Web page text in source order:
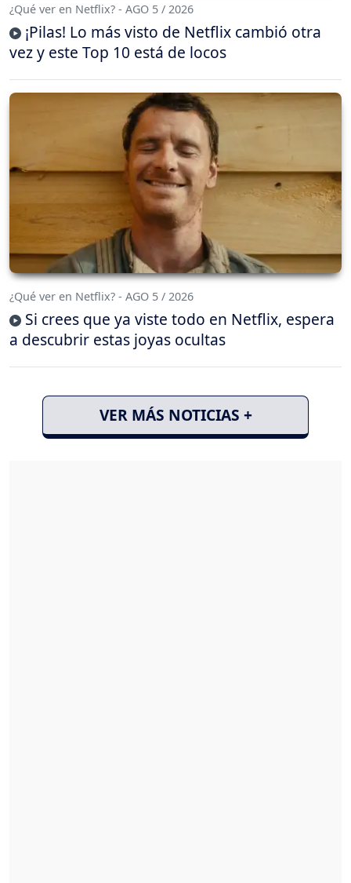
¿Qué ver en Netflix? - AGO 5 / 2026
¡Pilas! Lo más visto de Netflix cambió otra
vez y este Top 10 está de locos
¿Qué ver en Netflix? - AGO 5 / 2026
Si crees que ya viste todo en Netflix, espera
a descubrir estas joyas ocultas
VER MÁS NOTICIAS +